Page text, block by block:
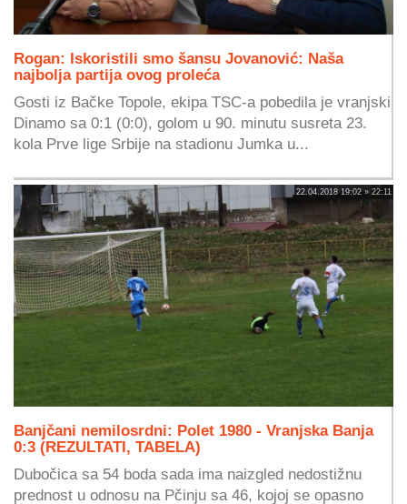
Rogan: Iskoristili smo šansu Jovanović: Naša
najbolja partija ovog proleća
Gosti iz Bačke Topole, ekipa TSC-a pobedila je vranjski
Dinamo sa 0:1 (0:0), golom u 90. minutu susreta 23.
kola Prve lige Srbije na stadionu Jumka u...
22.04.2018 19:02 » 22:11
Banjčani nemilosrdni: Polet 1980 - Vranjska Banja
0:3 (REZULTATI, TABELA)
Dubočica sa 54 boda sada ima naizgled nedostižnu
prednost u odnosu na Pčinju sa 46, kojoj se opasno